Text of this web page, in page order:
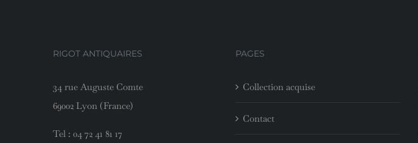
RIGOT ANTIQUAIRES
34 rue Auguste Comte
69002 Lyon (France)
Tel : 04 72 41 81 17
PAGES
Collection acquise
Contact